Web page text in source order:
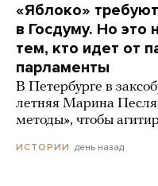
«Яблоко»
в Госдуму. Но
тем, кто идет от
парламенты
В Петербурге в
летняя Марина
методы», чтобы
ИСТОРИИ день назад